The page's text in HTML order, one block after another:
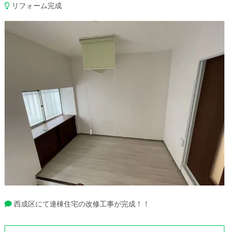
リフォーム完成
西成区にて連棟住宅の改修工事が完成！！